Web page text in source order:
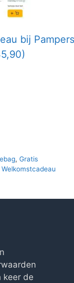
bij Pampers
, Gratis
Welkomstcadeau
keer de